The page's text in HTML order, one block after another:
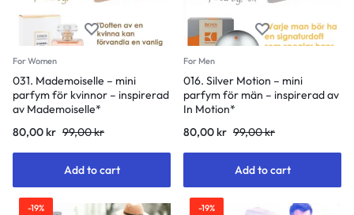
For Women
031. Mademoiselle – mini
parfym för kvinnor – inspirerad
av Mademoiselle*
80,00kr 99,00kr
Add to cart
For Men
016. Silver Motion – mini
parfym för män – inspirerad av
In Motion*
80,00kr 99,00kr
Add to cart
-19% -19%